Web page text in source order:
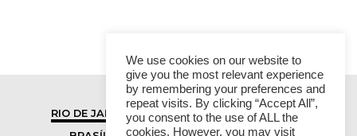
RIO DE JANEIRO
SÃO PAULO
We use cookies on our website to
give you the most relevant experience
by remembering your preferences and
repeat visits. By clicking “Accept All”,
you consent to the use of ALL the
cookies. However, you may visit